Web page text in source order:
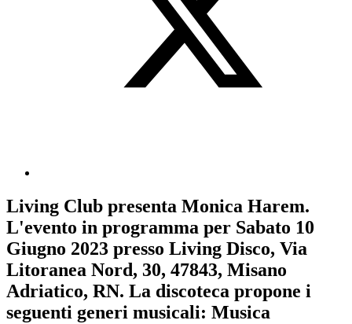
Living Club presenta Monica Harem.
L'evento in programma per Sabato 10
Giugno 2023 presso Living Disco, Via
Litoranea Nord, 30, 47843, Misano
Adriatico, RN. La discoteca propone i
seguenti generi musicali: Musica